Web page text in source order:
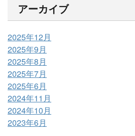
アーカイブ
2025年12月
2025年9月
2025年8月
2025年7月
2025年6月
2024年11月
2024年10月
2023年6月